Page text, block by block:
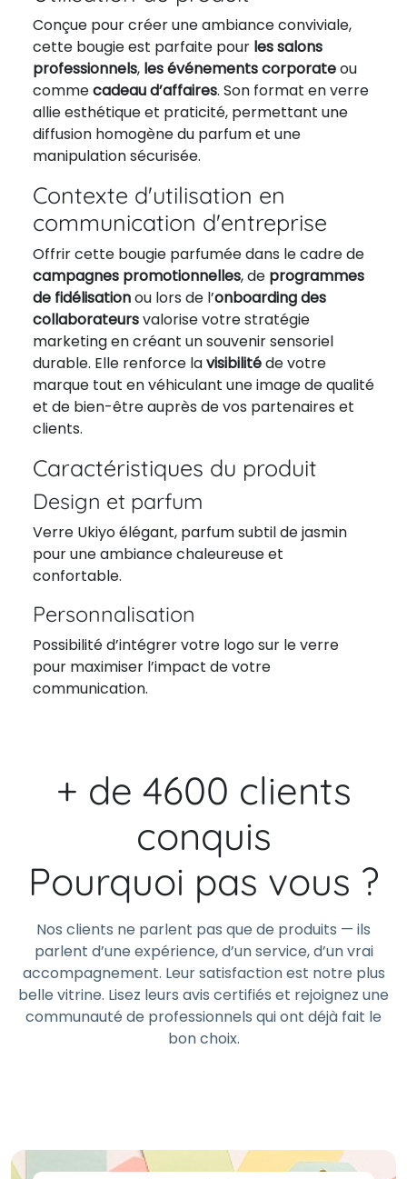
Conçue pour créer une ambiance conviviale,
cette bougie est parfaite pour les salons
professionnels, les événements corporateou
commecadeau d’affaires. Son format en verre
allie esthétique et praticité, permettant une
diffusion homogène du parfum et une
manipulation sécurisée.
Contexte d'utilisation en
communication d'entreprise
Offrir cette bougie parfumée dans le cadre de
campagnes promotionnelles, de programmes
de fidélisationou lors de l’onboarding des
collaborateursvalorise votre stratégie
marketing en créant un souvenir sensoriel
durable. Elle renforce lavisibilitéde votre
marque tout en véhiculant une image de qualité
et de bien-être auprès de vos partenaires et
clients.
Caractéristiques du produit
Design et parfum
Verre Ukiyo élégant, parfum subtil de jasmin
pour une ambiance chaleureuse et
confortable.
Personnalisation
Possibilité d’intégrer votre logo sur le verre
pour maximiser l’impact de votre
communication.
+ de 4600 clients
conquis
Pourquoi pas vous ?
Nos clients ne parlent pas que de produits — ils
parlent d’une expérience, d’un service, d’un vrai
accompagnement. Leur satisfaction est notre plus
belle vitrine. Lisez leurs avis certifiés et rejoignez une
communauté de professionnels qui ont déjà fait le
bon choix.